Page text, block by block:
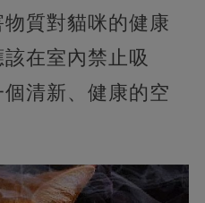
質對貓咪的健康
在室內禁止吸
清新、健康的空